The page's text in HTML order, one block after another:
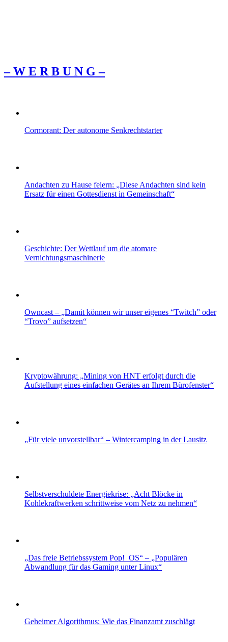
– W Ε R Β U Ν G –
Cormorant: Der autonome Senkrechtstarter
Andachten zu Hause feiern: „Diese Andachten sind kein
Ersatz für einen Gottesdienst in Gemeinschaft“
Geschichte: Der Wettlauf um die atomare
Vernichtungsmaschinerie
Owncast – „Damit können wir unser eigenes “Twitch” oder
“Trovo” aufsetzen“
Kryptowährung: „Mining von HNT erfolgt durch die
Aufstellung eines einfachen Gerätes an Ihrem Bürofenster“
„Für viele unvorstellbar“ – Wintercamping in der Lausitz
Selbstverschuldete Energiekrise: „Acht Blöcke in
Kohlekraftwerken schrittweise vom Netz zu nehmen“
„Das freie Betriebssystem Pop!_OS“ – „Populären
Abwandlung für das Gaming unter Linux“
Geheimer Algorithmus: Wie das Finanzamt zuschlägt